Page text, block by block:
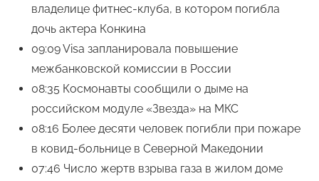
владелице фитнес-клуба, в котором погибла
дочь актера Конкина
09:09 Visa запланировала повышение
межбанковской комиссии в России
08:35 Космонавты сообщили о дыме на
российском модуле «Звезда» на МКС
08:16 Более десяти человек погибли при пожаре
в ковид-больнице в Северной Македонии
07:46 Число жертв взрыва газа в жилом доме